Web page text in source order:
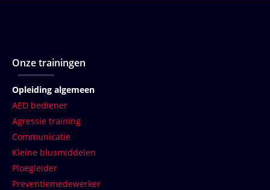
Onze trainingen
Opleiding algemeen
AED bediener
Agressie training
Communicatie
Kleine blusmiddelen
Ploegleider
Preventiemedewerker